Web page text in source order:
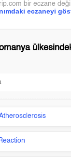
eczaneyi
bir eczane